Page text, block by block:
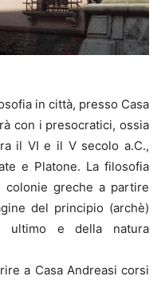
in città, presso Casa
con i presocratici, ossia
il VI e il V secolo a.C.,
e Platone. La filosofia
greche a partire
del principio (archè)
ultimo e della natura
a Casa Andreasi corsi